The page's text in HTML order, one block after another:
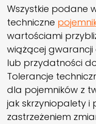
Wszystkie podane
techniczne
wartościami
wiążącej gwarancji
lub przydatności
Tolerancje
dla pojemników z
jak skrzyniopalety i
zastrzeżeniem